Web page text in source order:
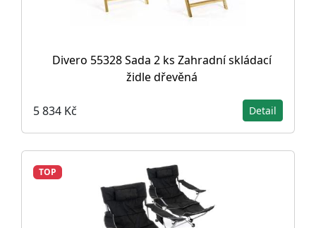
Divero 55328 Sada 2 ks Zahradní skládací
židle dřevěná
5 834 Kč Detail
TOP